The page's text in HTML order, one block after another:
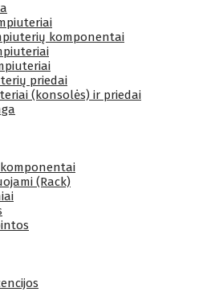
komponentai
priedai
(konsolės) ir priedai
(Rack)